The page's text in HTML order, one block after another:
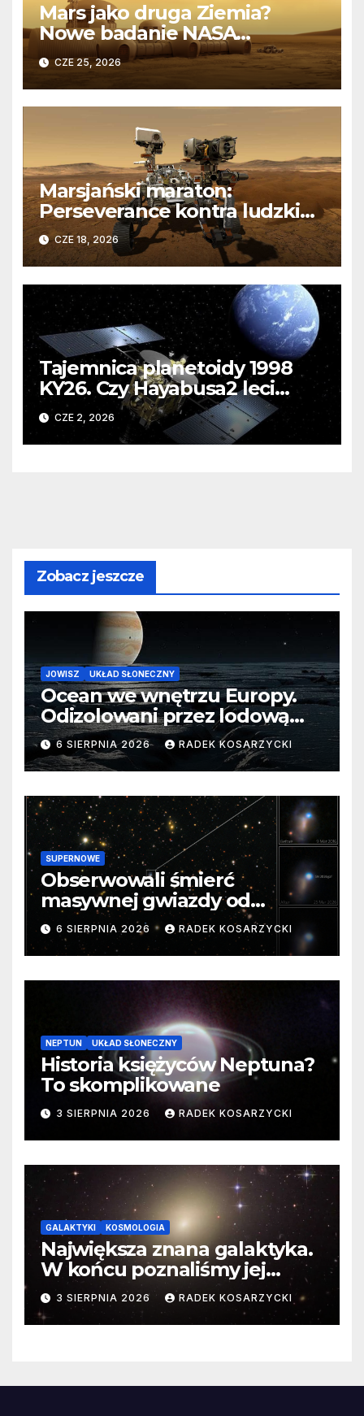
Mars jako druga Ziemia?
Nowe badanie NASA
rozwiewa złudzenia i
pokazuje skalę wyzwania
CZE 25, 2026
Marsjański maraton:
Perseverance kontra ludzkie
granice wytrzymałości
CZE 18, 2026
Tajemnica planetoidy 1998
KY26. Czy Hayabusa2 leci
zbadać zagubioną sowiecką
sondę?
CZE 2, 2026
Zobacz jeszcze
JOWISZ UKŁAD SŁONECZNY
Ocean we wnętrzu Europy.
Odizolowani przez lodową
barierę
6 SIERPNIA 2026 RADEK KOSARZYCKI
SUPERNOWE
Obserwowali śmierć
masywnej gwiazdy od
samego początku. Niezwykle
cenne dane
6 SIERPNIA 2026 RADEK KOSARZYCKI
NEPTUN UKŁAD SŁONECZNY
Historia księżyców Neptuna?
To skomplikowane
3 SIERPNIA 2026 RADEK KOSARZYCKI
GALAKTYKI KOSMOLOGIA
Największa znana galaktyka.
W końcu poznaliśmy jej
faktyczne wymiary
3 SIERPNIA 2026 RADEK KOSARZYCKI